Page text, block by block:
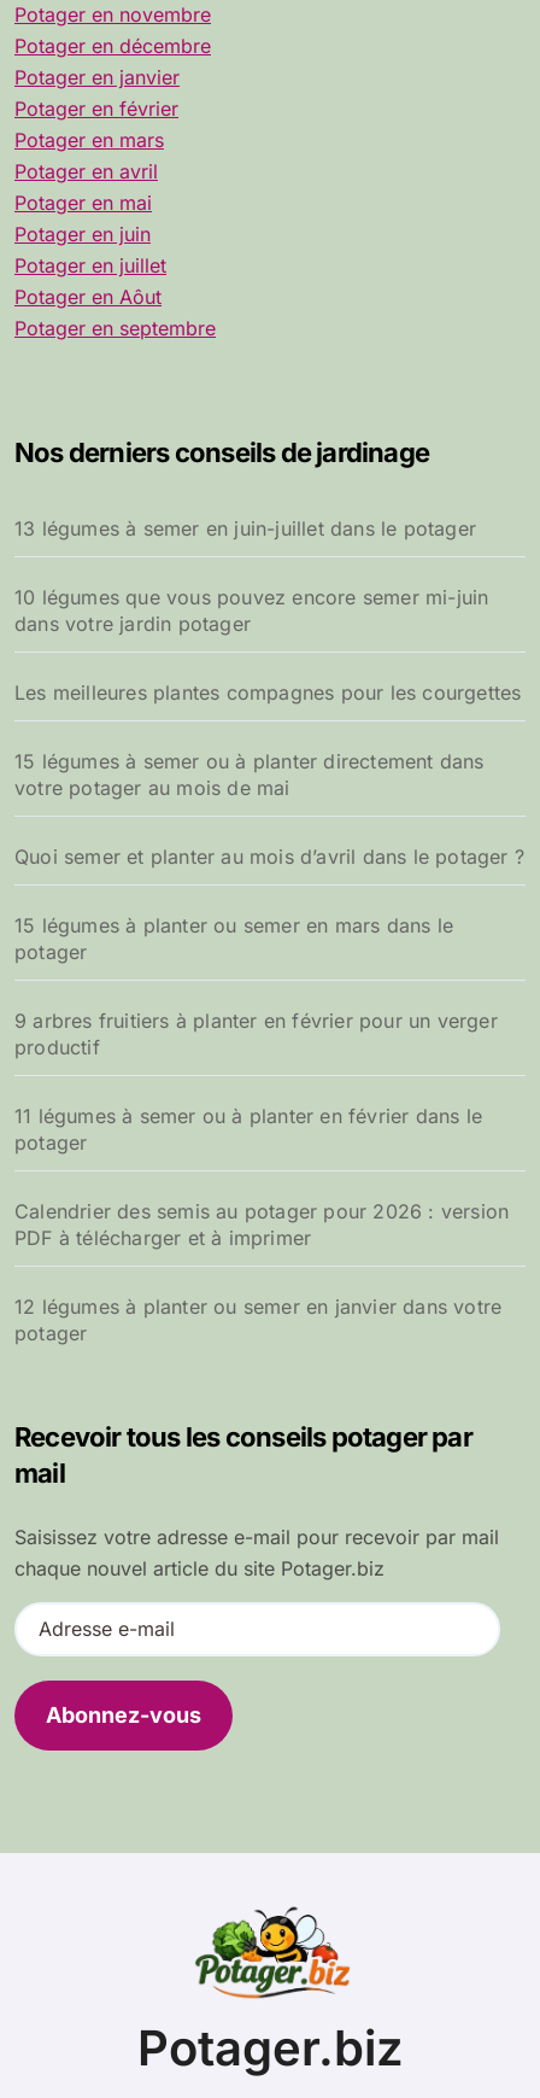
Potager en novembre
Potager en décembre
Potager en janvier
Potager en février
Potager en mars
Potager en avril
Potager en mai
Potager en juin
Potager en juillet
Potager en Aôut
Potager en septembre
Nos derniers conseils de jardinage
13 légumes à semer en juin-juillet dans le potager
10 légumes que vous pouvez encore semer mi-juin
dans votre jardin potager
Les meilleures plantes compagnes pour les courgettes
15 légumes à semer ou à planter directement dans
votre potager au mois de mai
Quoi semer et planter au mois d’avril dans le potager ?
15 légumes à planter ou semer en mars dans le
potager
9 arbres fruitiers à planter en février pour un verger
productif
11 légumes à semer ou à planter en février dans le
potager
Calendrier des semis au potager pour 2026 : version
PDF à télécharger et à imprimer
12 légumes à planter ou semer en janvier dans votre
potager
Recevoir tous les conseils potager par
mail
Saisissez votre adresse e-mail pour recevoir par mail
chaque nouvel article du site Potager.biz
A
d
e
s
Abonnez-vous
Potager.biz